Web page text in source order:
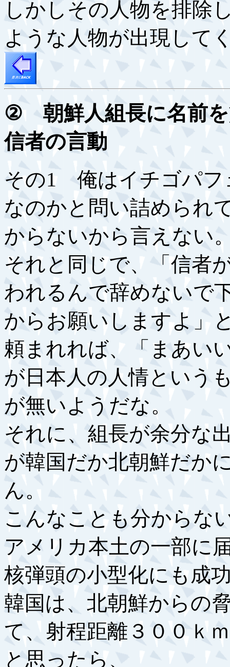
しかしその人物を排除
ような人物が出現して
②朝鮮人組長に名前
信者の言動
その1 俺はイチゴパフ
なのかと問い詰められ
からないから言えない
それと同じで、「信者
われるんで辞めないで
からお願いしますよ」
頼まれれば、「まあい
が日本人の人情という
が無いようだな。
それに、組長が余分な
が韓国だか北朝鮮だか
ん。
こんなことも分からな
アメリカ本土の一部に
核弾頭の小型化にも成
韓国は、北朝鮮からの
て、射程距離３００ｋ
と思ったら、